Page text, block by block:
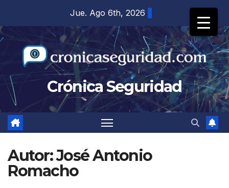
contenido
Jue. Ago 6th, 2026
Crónica Seguridad
Autor:José Antonio
Romacho